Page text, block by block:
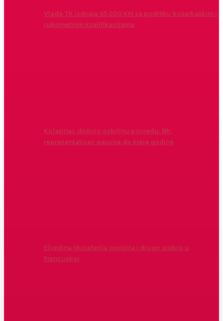
Vlada TK izdvaja 65.000 KM za podršku košarkaškim i
rukometnim kvalifikacijama
Kolašinac doživio ozbiljnu povredu: Bh.
reprezentativac pauzira do kraja godine
Elvedina Muzaferija osvojila i drugo srebro u
Francuskoj